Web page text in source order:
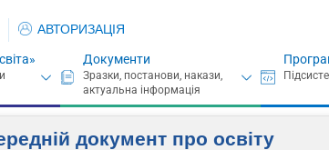
АВТОРИЗАЦІЯ
Документи
документ про освіту